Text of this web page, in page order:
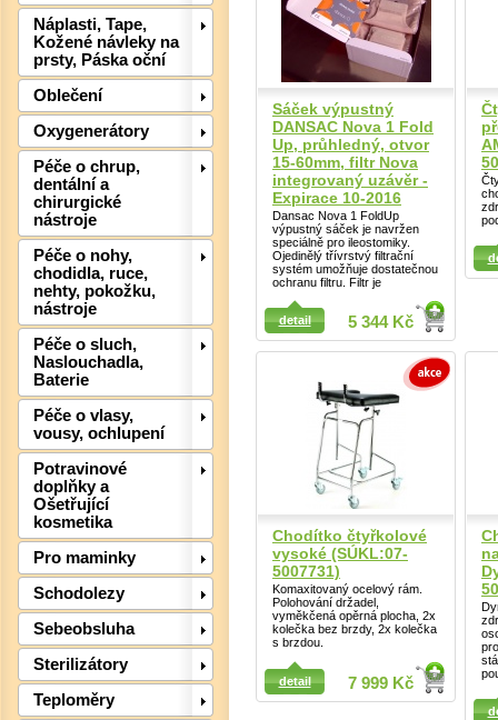
Náplasti, Tape,
Kožené návleky na
prsty, Páska oční
Oblečení
Oxygenerátory
Péče o chrup,
dentální a
chirurgické
nástroje
Péče o nohy,
chodidla, ruce,
nehty, pokožku,
nástroje
Péče o sluch,
Naslouchadla,
Baterie
Péče o vlasy,
vousy, ochlupení
Potravinové
doplňky a
Ošetřující
kosmetika
Pro maminky
Schodolezy
Sebeobsluha
Sterilizátory
Teploměry
Sáček výpustný
DANSAC Nova 1 Fold
Up, průhledný, otvor
15-60mm, filtr Nova
integrovaný uzávěr -
Expirace 10-2016
Dansac Nova 1 FoldUp
výpustný sáček je navržen
speciálně pro ileostomiky.
Ojedinělý třívrstvý filtrační
systém umožňuje dostatečnou
ochranu filtru. Filtr je
5 344 Kč
detail
Detail
Detail
Chodítko čtyřkolové
vysoké (SÚKL:07-
5007731)
Komaxitovaný ocelový rám.
Polohování držadel,
vyměkčená opěrná plocha, 2x
kolečka bez brzdy, 2x kolečka
s brzdou.
7 999 Kč
detail
Detail
Detail